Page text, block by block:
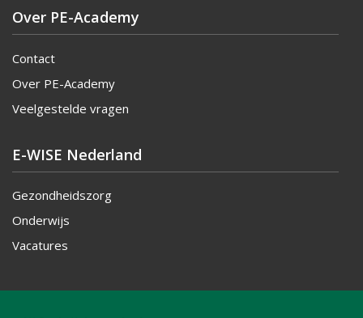
Over PE-Academy
Contact
Over PE-Academy
Veelgestelde vragen
E-WISE Nederland
Gezondheidszorg
Onderwijs
Vacatures